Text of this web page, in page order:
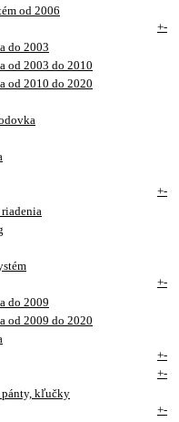
od 2006
+-
do 2003
od 2003 do 2010
od 2010 do 2020
+-
+-
do 2009
od 2009 do 2020
+-
+-
pánty, kľučky
+-